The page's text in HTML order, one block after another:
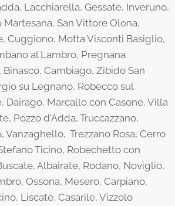
Lacchiarella, Gessate, Inveruno,
Martesana, San Vittore Olona,
Cuggiono, Motta Visconti Basiglio,
al Lambro, Pregnana
Cambiago, Zibido San
su Legnano, Robecco sul
Dairago, Marcallo con Casone, Villa
Pozzo d'Adda, Truccazzano,
Vanzaghello, Trezzano Rosa, Cerro
Ticino, Robechetto con
Albairate, Rodano, Noviglio,
Ossona, Mesero, Carpiano,
Liscate, Casarile, Vizzolo